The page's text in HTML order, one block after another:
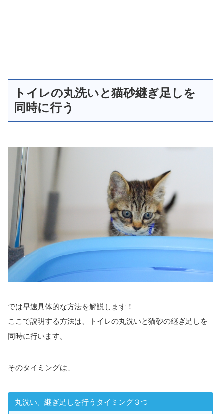
トイレの丸洗いと猫砂継ぎ足しを
同時に行う
では早速具体的な方法を解説します！
ここで説明する方法は、トイレの丸洗いと猫砂の継ぎ足しを
同時に行います。
そのタイミングは、
丸洗い、継ぎ足しを行うタイミング３つ